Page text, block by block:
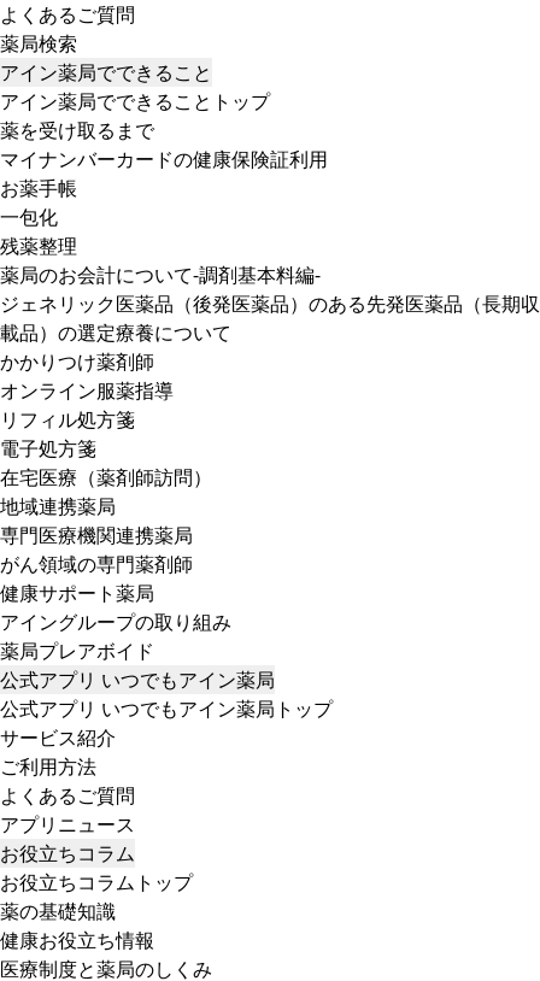
よくあるご質問
薬局検索
アイン薬局でできること
アイン薬局でできることトップ
薬を受け取るまで
マイナンバーカードの健康保険証利用
お薬手帳
一包化
残薬整理
薬局のお会計について-調剤基本料編-
ジェネリック医薬品（後発医薬品）のある先発医薬品（長期収
載品）の選定療養について
かかりつけ薬剤師
オンライン服薬指導
リフィル処方箋
電子処方箋
在宅医療（薬剤師訪問）
地域連携薬局
専門医療機関連携薬局
がん領域の専門薬剤師
健康サポート薬局
アイングループの取り組み
薬局プレアボイド
公式アプリ いつでもアイン薬局
公式アプリ いつでもアイン薬局トップ
サービス紹介
ご利用方法
よくあるご質問
アプリニュース
お役立ちコラム
お役立ちコラムトップ
薬の基礎知識
健康お役立ち情報
医療制度と薬局のしくみ